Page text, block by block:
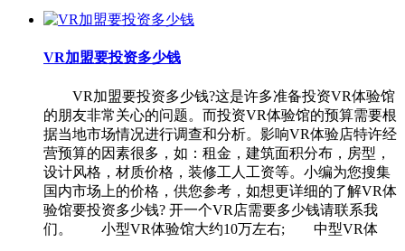
VR加盟要投资多少钱
VR加盟要投资多少钱?这是许多准备投资VR体验馆
的朋友非常关心的问题。而投资VR体验馆的预算需要根
据当地市场情况进行调查和分析。影响VR体验店特许经
营预算的因素很多，如：租金，建筑面积分布，房型，
设计风格，材质价格，装修工人工资等。小编为您搜集
国内市场上的价格，供您参考，如想更详细的了解VR体
验馆要投资多少钱? 开一个VR店需要多少钱请联系我
们。 小型VR体验馆大约10万左右; 中型VR体